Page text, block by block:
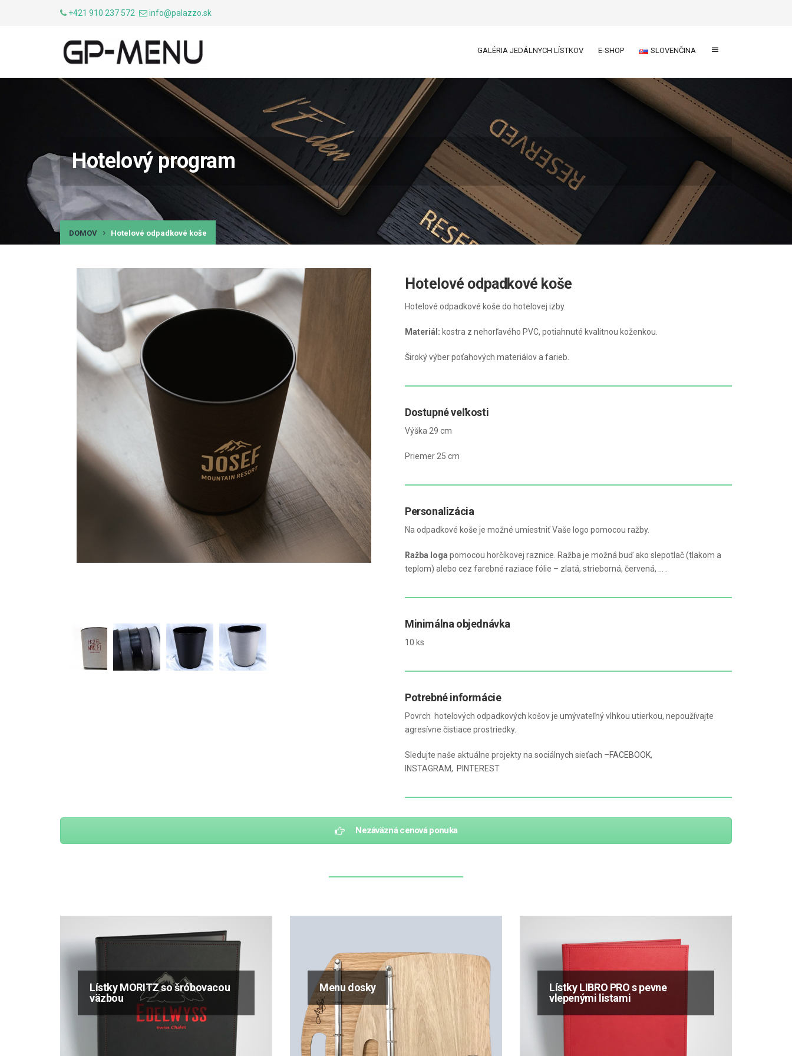
+421 910 237 572 info@palazzo.sk
GALÉRIA JEDÁLNYCH LÍSTKOV E-SHOP SLOVENČINA
Hotelový program
DOMOV Hotelové odpadkové koše
Hotelové odpadkové koše
Hotelové odpadkové koše do hotelovej izby.
Materiál: kostra z nehorľavého PVC, potiahnuté kvalitnou koženkou.
Široký výber poťahových materiálov a farieb.
Dostupné veľkosti
Výška 29 cm
Priemer 25 cm
Personalizácia
Na odpadkové koše je možné umiestniť Vaše logo pomocou ražby.
Ražba loga pomocou horčíkovej raznice. Ražba je možná buď ako slepotlač (tlakom a
teplom) alebo cez farebné raziace fólie – zlatá, strieborná, červená, … .
Minimálna objednávka
10 ks
Potrebné informácie
Povrch hotelových odpadkových košov je umývateľný vlhkou utierkou, nepoužívajte
agresívne čistiace prostriedky.
Sledujte naše aktuálne projekty na sociálnych sieťach –FACEBOOK,
INSTAGRAM, PINTEREST
Nezáväzná cenová ponuka
Lístky MORITZ so šróbovacou
väzbou
Menu dosky
Lístky LIBRO PRO s pevne
vlepenými listami